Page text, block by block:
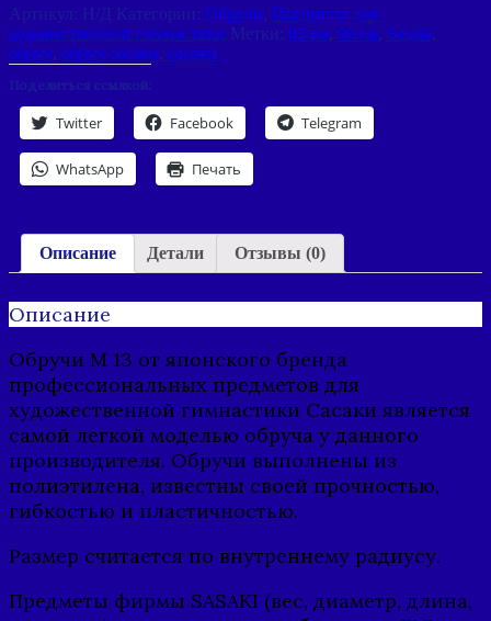
художественной
гимнастики
Артикул: Н/Д Категории: Обручи Предметы для
художественной гимнастики Метки: 85 см 90 см Sasaki
обруч обруч сасаки сасаки
Поделиться ссылкой:
Twitter Facebook Telegram
WhatsApp Печать
Описание Детали Отзывы (0)
Описание
Обручи М 13 от японского бренда
профессиональных предметов для
художественной гимнастики Сасаки является
самой легкой моделью обруча у данного
производителя. Обручи выполнены из
полиэтилена, известны своей прочностью,
гибкостью и пластичностью.
Размер считается по внутреннему радиусу.
Предметы фирмы SASAKI (вес, диаметр, длина,